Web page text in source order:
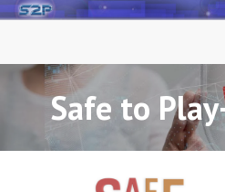
Springe
Safe to